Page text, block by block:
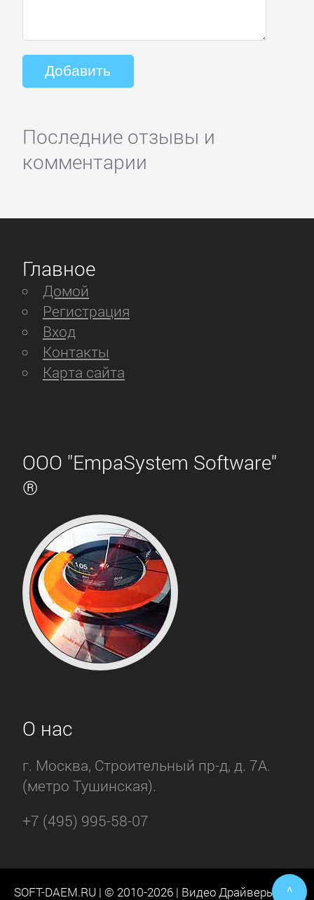
Последние отзывы и
комментарии
Главное
Домой
Регистрация
Вход
Контакты
Карта сайта
ООО "EmpaSystem Software"
®
О нас
г. Москва, Строительный пр-д, д. 7А.
(метро Тушинская).
+7 (495) 995-58-07
SOFT-DAEM.RU | © 2010-2026 | Видео Драйверы ^